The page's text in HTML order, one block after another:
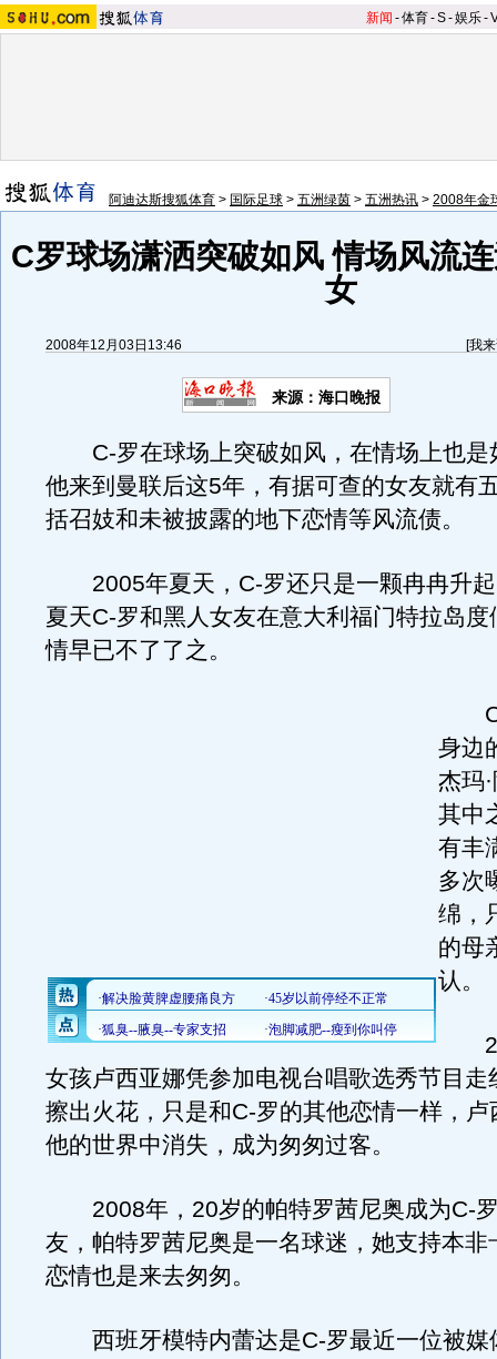
新闻 -体育-S-娱乐-
阿迪达斯搜狐体育 > 国际足球 > 五洲绿茵 > 五洲热讯 > 2008年金
C罗球场潇洒突破如风 情场风流
女
2008年12月03日13:46 [我
来源：海口晚报
C-罗在球场上突破如风，在情场上也是
他来到曼联后这5年，有据可查的女友就有
括召妓和未被披露的地下恋情等风流债。
2005年夏天，C-罗还只是一颗冉冉升起
夏天C-罗和黑人女友在意大利福门特拉岛
情早已不了了之。
C-
身边
杰玛
其中
有丰
多次
绵，
的母
认。
22
女孩卢西亚娜凭参加电视台唱歌选秀节目走
擦出火花，只是和C-罗的其他恋情一样，卢
他的世界中消失，成为匆匆过客。
2008年，20岁的帕特罗茜尼奥成为C-
友，帕特罗茜尼奥是一名球迷，她支持本非
恋情也是来去匆匆。
西班牙模特内蕾达是C-罗最近一位被媒